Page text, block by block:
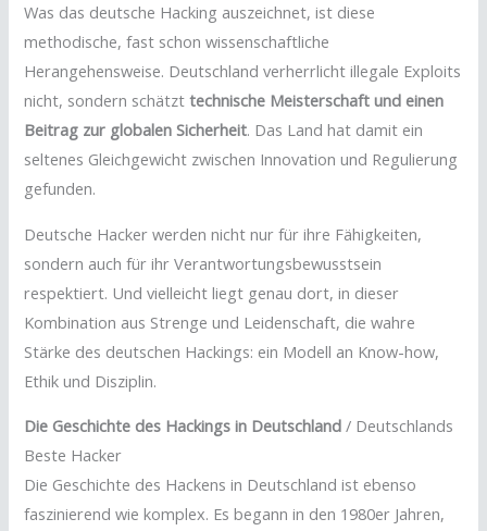
Was das deutsche Hacking auszeichnet, ist diese
methodische, fast schon wissenschaftliche
Herangehensweise. Deutschland verherrlicht illegale Exploits
nicht, sondern schätzttechnische Meisterschaft und einen
Beitrag zur globalen Sicherheit. Das Land hat damit ein
seltenes Gleichgewicht zwischen Innovation und Regulierung
gefunden.
Deutsche Hacker werden nicht nur für ihre Fähigkeiten,
sondern auch für ihr Verantwortungsbewusstsein
respektiert. Und vielleicht liegt genau dort, in dieser
Kombination aus Strenge und Leidenschaft, die wahre
Stärke des deutschen Hackings: ein Modell an Know-how,
Ethik und Disziplin.
Die Geschichte des Hackings in Deutschland / Deutschlands
Beste Hacker
Die Geschichte des Hackens in Deutschland ist ebenso
faszinierend wie komplex. Es begann in den 1980er Jahren,